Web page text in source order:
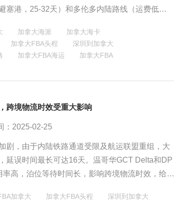
塞港，25-32天）和多伦多内陆路线（运费低
货，优选双清包税服务商，对比隐性费用。
加拿大海派
加拿大海卡
加拿大FBA头程
深圳到加拿大
加拿大FBA海运 加拿大FBA
跨境物流时效受重大影响
：2025-02-25
剧，由于内陆铁路通道受限及航运联盟重组，大
延误时间最长可达16天。温哥华GCT Delta和DP
高，泊位等待时间长，影响跨境物流时效，给依
加拿大 加拿大FBA头程
深圳到加拿大